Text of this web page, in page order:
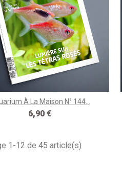
À La Maison N° 144...
Prix
6,90 €
1-12 de 45 article(s)